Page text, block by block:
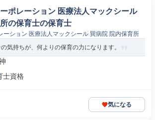
ポレーション 医療法人マックシール
の保育士の保育士
ーション 医療法人マックシール 巽病院 院内保育所
気持ちが、何よりの保育の力になります。
士資格
気になる